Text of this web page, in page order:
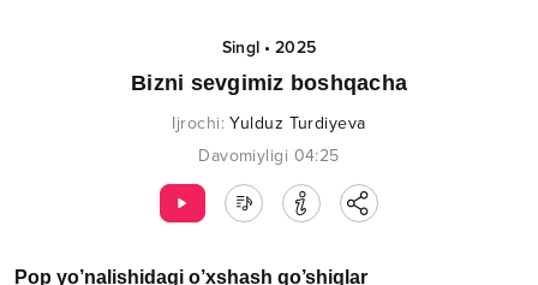
Singl•2025
Bizni sevgimiz boshqacha
Ijrochi:Yulduz Turdiyeva
Davomiyligi 04:25
Pop yo’nalishidagi o’xshash qo’shiqlar